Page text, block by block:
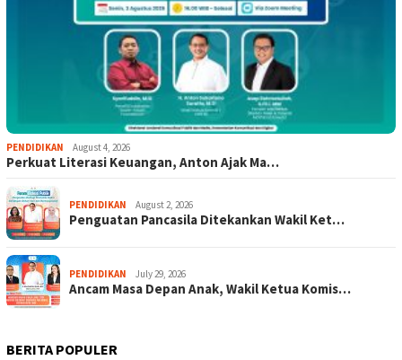
PENDIDIKAN August 4, 2026
Perkuat Literasi Keuangan, Anton Ajak Ma…
PENDIDIKAN August 2, 2026
Penguatan Pancasila Ditekankan Wakil Ket…
PENDIDIKAN July 29, 2026
Ancam Masa Depan Anak, Wakil Ketua Komis…
BERITA POPULER